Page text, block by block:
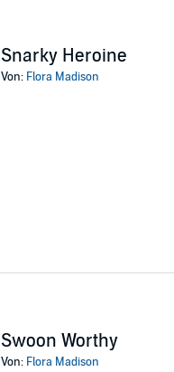
Snarky Heroine
Von: Flora Madison
Swoon Worthy
Von: Flora Madison